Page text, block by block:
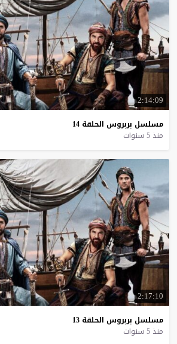
2:14:09
مسلسل بربروس الحلقة 14
منذ 5 سنوات
2:17:10
مسلسل بربروس الحلقة 13
منذ 5 سنوات